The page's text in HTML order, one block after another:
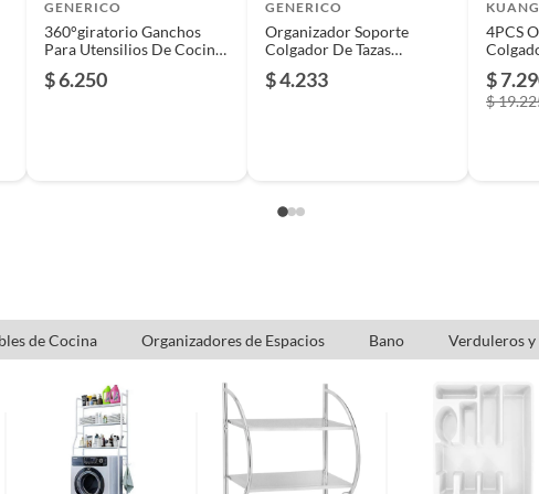
en esa condición a un precio reducido.
vitaminas, entre otros análogos.
GENERICO
360°giratorio Ganchos
Para Utensilios De Cocina
$ 6.250
GENERICO
Organizador Soporte
Colgador De Tazas
Color Blanco
$ 4.233
4PCS
Color
$
$
de Cocina Organizadores de Espacios Bano Verduleros